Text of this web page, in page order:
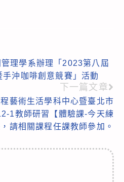
理學系辦理「2023第八屆
沖咖啡創意競賽」活動
下一篇文章
藝術生活學科中心暨臺北市
1教師研習【體驗課-今天練
請相關課程任課教師參加。